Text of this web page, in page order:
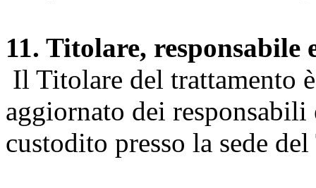
11. Titolare, responsabile
Il Titolare del trattamento
aggiornato dei
custodito presso la sede